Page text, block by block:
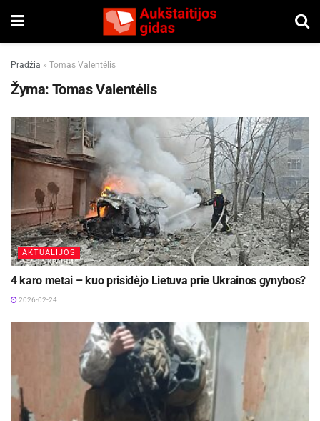
Pradžia » Tomas Valentėlis
Žyma: Tomas Valentėlis
AKTUALIJOS
4 karo metai – kuo prisidėjo Lietuva prie Ukrainos gynybos?
2026-02-24